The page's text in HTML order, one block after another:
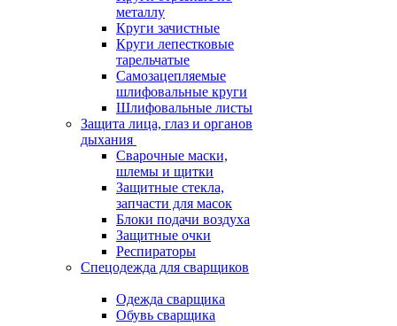
металлу
Круги зачистные
Круги лепестковые
тарельчатые
Самозацепляемые
шлифовальные круги
Шлифовальные листы
Защита лица, глаз и органов
дыхания
Сварочные маски,
шлемы и щитки
Защитные стекла,
запчасти для масок
Блоки подачи воздуха
Защитные очки
Респираторы
Спецодежда для сварщиков
Одежда сварщика
Обувь сварщика